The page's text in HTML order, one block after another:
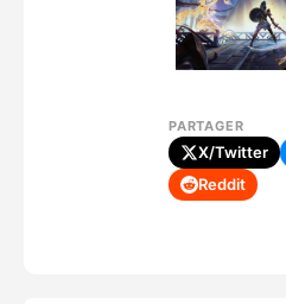
PARTAGER
X/Twitter
Reddit